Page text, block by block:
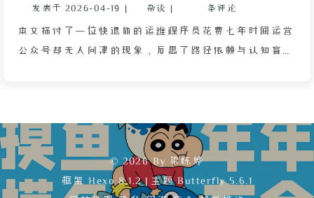
发表于 2026-04-19 | 杂谈 | 条评论
本文探讨了一位快退休的运维程序员花费七年时间运营
公众号却无人问津的现象，反思了路径依赖与认知盲区
序员有退休金保底，运营公众号仅出于个人情趣，而真
正依赖个人网站谋生的站长才面临生存压力。本文揭示
了选择比努力更重要，但背景差异也会改变事情的实
质。
© 2026 By 梁栋烨
框架Hexo 8.1.2 | 主题Butterfly 5.6.1